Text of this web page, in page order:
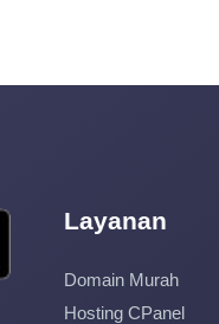
Layanan
Domain Murah
Hosting CPanel